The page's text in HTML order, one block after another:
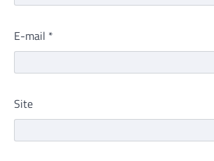
E-mail *
Site